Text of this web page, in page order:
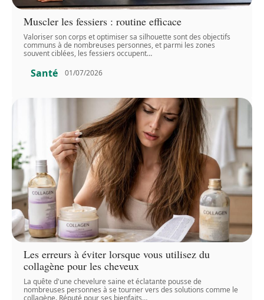
Muscler les fessiers : routine efficace
Valoriser son corps et optimiser sa silhouette sont des objectifs
communs à de nombreuses personnes, et parmi les zones
souvent ciblées, les fessiers occupent…
Santé 01/07/2026
Les erreurs à éviter lorsque vous utilisez du
collagène pour les cheveux
La quête d'une chevelure saine et éclatante pousse de
nombreuses personnes à se tourner vers des solutions comme le
collagène. Réputé pour ses bienfaits…